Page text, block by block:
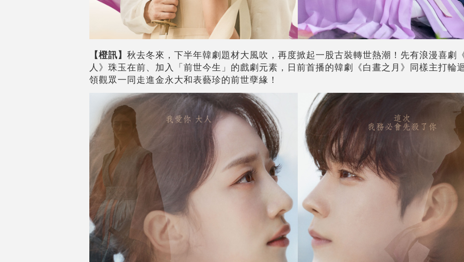
【橙訊】 秋去冬來，下半年韓劇題材大風吹，再度掀起一股古裝轉世熱潮！先有浪漫喜劇
人》珠玉在前、加入「前世今生」的戲劇元素，日前首播的韓劇《白晝之月》同樣主打輪
領觀眾一同走進金永大和表藝珍的前世孽緣！